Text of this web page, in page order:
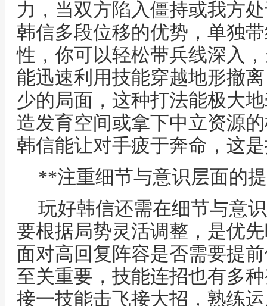
力，当双方陷入僵持或我方
韩信多段位移的优势，单独
性，你可以轻松带兵线深入
能迅速利用技能穿越地形撤
少的局面，这种打法能极大
造发育空间或拿下中立资源
韩信能让对手疲于奔命，这
**注重细节与意识层面的
玩好韩信还需在细节与意
要根据局势灵活调整，是优
面对高回复阵容是否需要提
至关重要，技能连招也有多
接一技能击飞接大招，熟练